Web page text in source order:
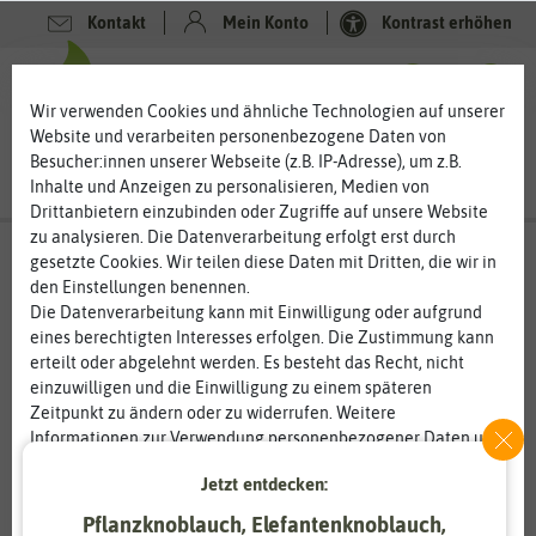
Kontakt Mein Konto Kontrast erhöhen
-80%
Wir verwenden Cookies und ähnliche Technologien auf unserer
Website und verarbeiten personenbezogene Daten von
Besucher:innen unserer Webseite (z.B. IP-Adresse), um z.B.
Inhalte und Anzeigen zu personalisieren, Medien von
Drittanbietern einzubinden oder Zugriffe auf unsere Website
zu analysieren. Die Datenverarbeitung erfolgt erst durch
gesetzte Cookies. Wir teilen diese Daten mit Dritten, die wir in
den Einstellungen benennen.
Die Datenverarbeitung kann mit Einwilligung oder aufgrund
eines berechtigten Interesses erfolgen. Die Zustimmung kann
erteilt oder abgelehnt werden. Es besteht das Recht, nicht
einzuwilligen und die Einwilligung zu einem späteren
Zeitpunkt zu ändern oder zu widerrufen. Weitere
Informationen zur Verwendung personenbezogener Daten und
Essenziell Statistik
Jetzt entdecken:
Pflanzknoblauch, Elefantenknoblauch,